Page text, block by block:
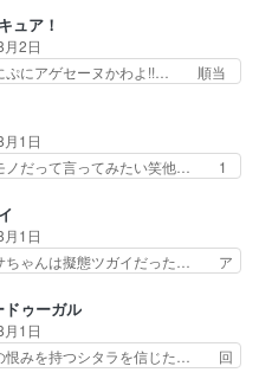
帰りにカメ… ララが働く事での
いて大変… 地道に働き人と関わ
見いだ…
けどあの中村大樹さん… 糸ちゃ
な意味でwゲームが… 姉から性
よね？なんて言わ… テーマ：引
想は、久しぶり… 元ゲーマーな
いね(*´… 糸と源ははよ好きお
い！引… ショウくんと対等に話
する…
ュア！
月2日
ぷにアゲセーヌかわよ!!… 順当
偵事務所で働き始め… ポワロ、
原作に誘導するの… くれあさん
事件にしてちょ… ・急にクイズ
・妖精ウソノ… るるかの助手だ
探偵すぎ… 突然のポアロクイズ
、あん… 今回からついにくれあ
間に…
月1日
ノだって言ってみたい笑他… 1
の誕生日プレゼント… 柚子は
て学校に通う事にな… プレゼン
wwwヴァイオレ… 玲夜さまサ
までの柚子ちゃ… 玲夜から柚子
な… 梅原の人が18歳になるま
… なよなよした男（cv石田彰）
月1日
ちゃんは擬態ツガイだった… ア
た逆にガブちゃんはい… 影森の
ガイを増やせるのに… 今回はも
の悲鳴にも似た怒… ユルと戦っ
られていたのが… しかしアサ
ゥーガル
月1日
恨みを持つシタラを信じた… 回